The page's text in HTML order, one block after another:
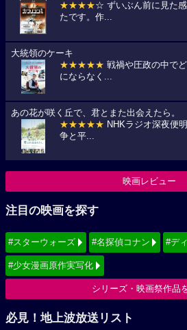
★★★★☆ ずいぶん前に見た
たです。作...
大統領のケーキ
★★★★★ 戦禍や圧政の中で
にならなく...
あの花が咲く丘で、君とまた出会えたら。
★★★★★ NHKラジオ深夜便
争と平...
映画レビュー
注目の映画を探す
#スターウォーズ #名探偵コナン #デ
#少女漫画原作実写化
シリーズ・映画祭作品
必見！地上波放送リスト